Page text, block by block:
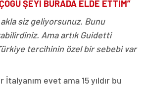
ŞEYİ BURADA ELDE ETTİM”
siz geliyorsunuz. Bunu
Ama artık Guidetti
tercihinin özel bir sebebi var
evet ama 15 yıldır bu